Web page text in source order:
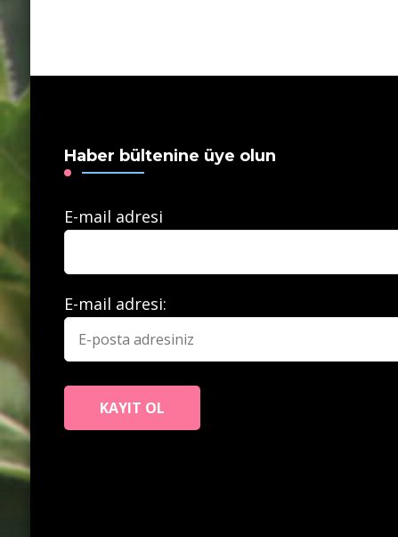
Haber bültenine üye olun
E-mail adresi
E-mail adresi: